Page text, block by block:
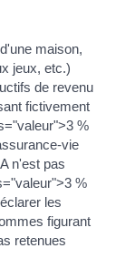
maison,
jeux, etc.)
de revenu
fictivement
%
vie
n'est pas
%
les
figurant
retenues